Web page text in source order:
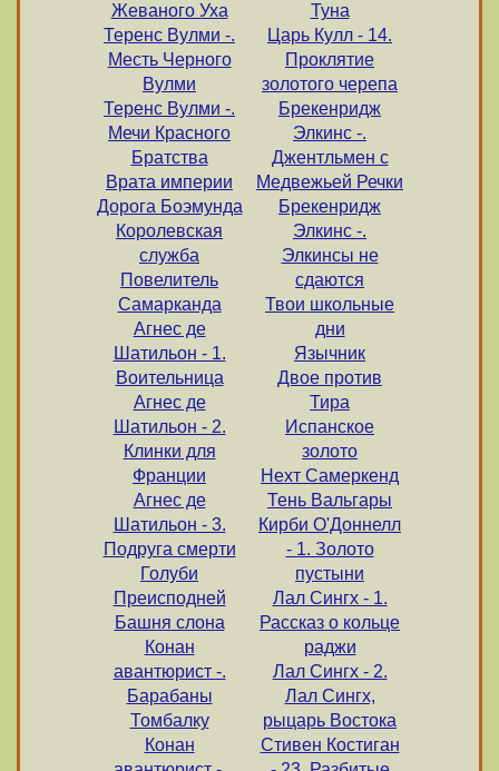
Жеваного Уха
Теренс Вулми -.
Месть Черного
Вулми
Теренс Вулми -.
Мечи Красного
Братства
Врата империи
Дорога Боэмунда
Королевская
служба
Повелитель
Самарканда
Агнес де
Шатильон - 1.
Воительница
Агнес де
Шатильон - 2.
Клинки для
Франции
Агнес де
Шатильон - 3.
Подруга смерти
Голуби
Преисподней
Башня слона
Конан
авантюрист -.
Барабаны
Томбалку
Конан
Туна
Царь Кулл - 14.
Проклятие
золотого черепа
Брекенридж
Элкинс -.
Джентльмен с
Медвежьей Речки
Брекенридж
Элкинс -.
Элкинсы не
сдаются
Твои школьные
дни
Язычник
Двое против
Тира
Испанское
золото
Нехт Самеркенд
Тень Вальгары
Кирби О'Доннелл
- 1. Золото
пустыни
Лал Сингх - 1.
Рассказ о кольце
раджи
Лал Сингх - 2.
Лал Сингх,
рыцарь Востока
Стивен Костиган